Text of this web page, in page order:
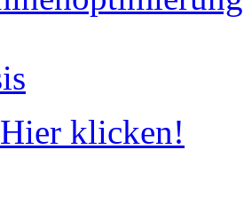
Hier klicken!